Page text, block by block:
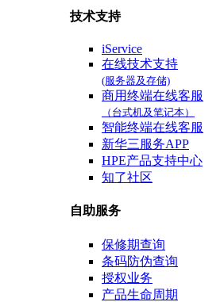
技术支持
iService
在线技术支持
(服务器及存储)
商用终端在线客服
（台式机及笔记本）
智能终端在线客服
新华三服务APP
HPE产品支持中心
知了社区
自助服务
保修期查询
条码防伪查询
授权业务
产品生命周期